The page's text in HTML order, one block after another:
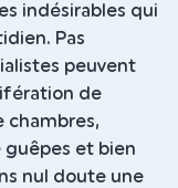
indésirables qui
Pas
peuvent
de
chambres,
guêpes et bien
nul doute une